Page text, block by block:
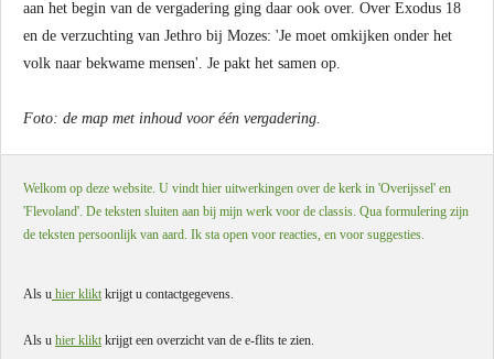
aan het begin van de vergadering ging daar ook over. Over Exodus 18
en de verzuchting van Jethro bij Mozes: 'Je moet omkijken onder het
volk naar bekwame mensen'. Je pakt het samen op.
Foto: de map met inhoud voor één vergadering.
Welkom op deze website. U vindt hier uitwerkingen over de kerk in 'Overijssel' en
'Flevoland'. De teksten sluiten aan bij mijn werk voor de classis. Qua formulering zijn
de teksten persoonlijk van aard. Ik sta open voor reacties, en voor suggesties.
Als u hier klikt krijgt u contactgegevens.
Als u hier klikt krijgt een overzicht van de e-flits te zien.